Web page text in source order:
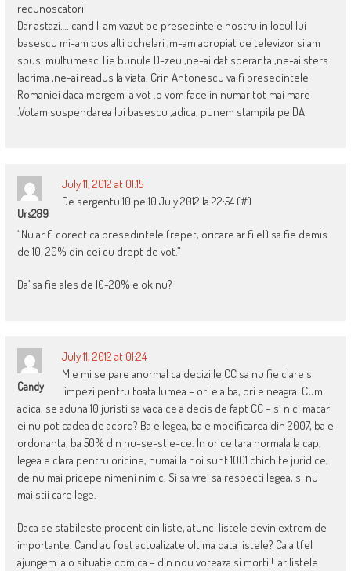
recunoscatori
Dar astazi…. cand l-am vazut pe presedintele nostru in locul lui
basescu mi-am pus alti ochelari ,m-am apropiat de televizor si am
spus :multumesc Tie bunule D-zeu ,ne-ai dat speranta ,ne-ai sters
lacrima ,ne-ai readus la viata. Crin Antonescu va fi presedintele
Romaniei daca mergem la vot .o vom face in numar tot mai mare
.Votam suspendarea lui basescu ,adica, punem stampila pe DA!
Urs289
July 11, 2012 at 01:15
De sergentul10 pe 10 July 2012 la 22:54 (#)
“Nu ar fi corect ca presedintele (repet, oricare ar fi el) sa fie demis
de 10-20% din cei cu drept de vot.”
Da’ sa fie ales de 10-20% e ok nu?
Candy
July 11, 2012 at 01:24
Mie mi se pare anormal ca deciziile CC sa nu fie clare si
limpezi pentru toata lumea – ori e alba, ori e neagra. Cum
adica, se aduna 10 juristi sa vada ce a decis de fapt CC – si nici macar
ei nu pot cadea de acord? Ba e legea, ba e modificarea din 2007, ba e
ordonanta, ba 50% din nu-se-stie-ce. In orice tara normala la cap,
legea e clara pentru oricine, numai la noi sunt 1001 chichite juridice,
de nu mai pricepe nimeni nimic. Si sa vrei sa respecti legea, si nu
mai stii care lege.
Daca se stabileste procent din liste, atunci listele devin extrem de
importante. Cand au fost actualizate ultima data listele? Ca altfel
ajungem la o situatie comica – din nou voteaza si mortii! Iar listele